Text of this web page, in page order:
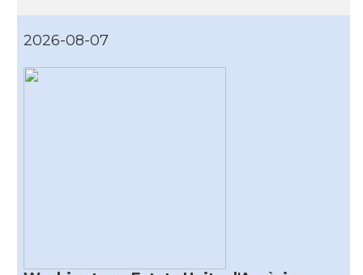
2026-08-07